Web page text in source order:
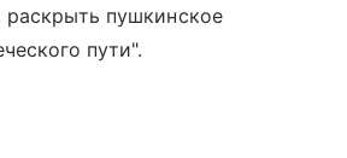
раскрыть пушкинское
пути".